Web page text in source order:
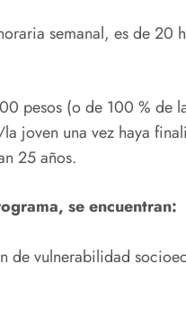
semanal, es de
pesos (o de 100 %
joven una vez haya
25 años.
se encuentran:
de vulnerabilidad